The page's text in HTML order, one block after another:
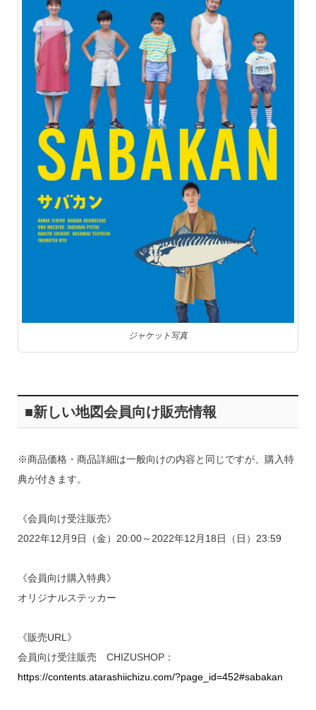
ジャケット写真
■新しい地図会員向け販売情報
※商品価格・商品詳細は一般向けの内容と同じですが、購入特
典が付きます。
《会員向け受注販売》
2022年12月9日（金）20:00～2022年12月18日（日）23:59
《会員向け購入特典》
オリジナルステッカー
《販売URL》
会員向け受注販売 CHIZUSHOP：
https://contents.atarashiichizu.com/?page_id=452#sabakan